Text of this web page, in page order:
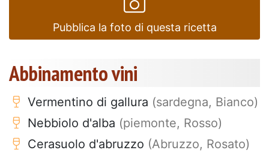
Pubblica la foto di questa ricetta
Abbinamento vini
Vermentino di gallura (sardegna, Bianco)
Nebbiolo d'alba (piemonte, Rosso)
Cerasuolo d'abruzzo (Abruzzo, Rosato)